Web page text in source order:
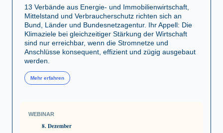
13 Verbände aus Energie- und Immobilienwirtschaft,
Mittelstand und Verbraucherschutz richten sich an
Bund, Länder und Bundesnetzagentur. Ihr Appell: Die
Klimaziele bei gleichzeitiger Stärkung der Wirtschaft
sind nur erreichbar, wenn die Stromnetze und
Anschlüsse konsequent, effizient und zügig ausgebaut
werden.
Mehr erfahren
WEBINAR
8. Dezember